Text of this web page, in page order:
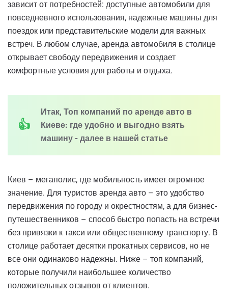
зависит от потребностей: доступные автомобили для
повседневного использования, надежные машины для
поездок или представительские модели для важных
встреч. В любом случае, аренда автомобиля в столице
открывает свободу передвижения и создает
комфортные условия для работы и отдыха.
Итак, Топ компаний по аренде авто в
Киеве: где удобно и выгодно взять
машину - далее в нашей статье
Киев – мегаполис, где мобильность имеет огромное
значение. Для туристов аренда авто – это удобство
передвижения по городу и окрестностям, а для бизнес-
путешественников – способ быстро попасть на встречи
без привязки к такси или общественному транспорту. В
столице работает десятки прокатных сервисов, но не
все они одинаково надежны. Ниже – топ компаний,
которые получили наибольшее количество
положительных отзывов от клиентов.